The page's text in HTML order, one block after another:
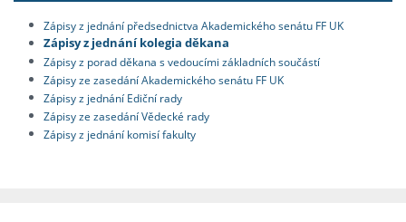
Zápisy z jednání předsednictva Akademického senátu FF UK
Zápisy z jednání kolegia děkana
Zápisy z porad děkana s vedoucími základních součástí
Zápisy ze zasedání Akademického senátu FF UK
Zápisy z jednání Ediční rady
Zápisy ze zasedání Vědecké rady
Zápisy z jednání komisí fakulty